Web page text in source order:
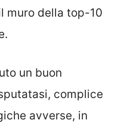
muro della top-10
un buon
complice
avverse, in